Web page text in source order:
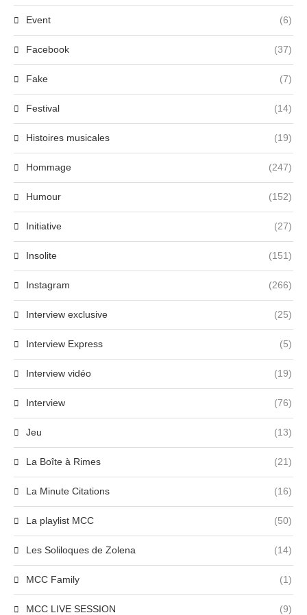
Event (6)
Facebook (37)
Fake (7)
Festival (14)
Histoires musicales (19)
Hommage (247)
Humour (152)
Initiative (27)
Insolite (151)
Instagram (266)
Interview exclusive (25)
Interview Express (5)
Interview vidéo (19)
Interview (76)
Jeu (13)
La Boîte à Rimes (21)
La Minute Citations (16)
La playlist MCC (50)
Les Soliloques de Zolena (14)
MCC Family (1)
MCC LIVE SESSION (9)